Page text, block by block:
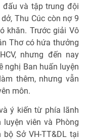
đấu và tập trung đội
Thu Cúc còn nợ 9
khăn. Trước giải Vô
Thơ có hứa thưởng
nhưng đến nay
nghị Ban huấn luyện
thêm, nhưng vẫn
môn.
ý kiến từ phía lãnh
viên và Phòng
bộ Sở VH-TT&DL tại